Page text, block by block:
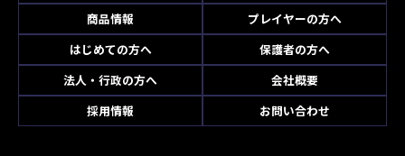
商品情報
プレイヤーの方へ
はじめての方へ
保護者の方へ
法人・行政の方へ
会社概要
採用情報
お問い合わせ